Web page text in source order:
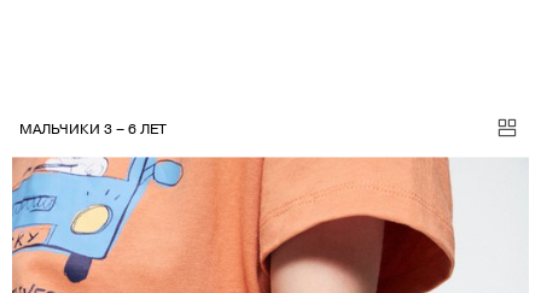
МАЛЬЧИКИ 3 – 6 ЛЕТ
МАЛЫШИ МАЛЬЧИКИ АКСЕССУАРЫ